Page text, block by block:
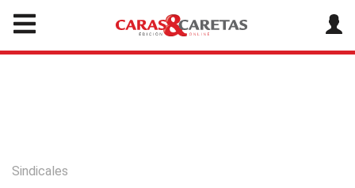
Sindicales